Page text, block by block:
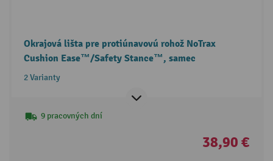
Okrajová lišta pre protiúnavovú rohož NoTrax
Cushion Ease™/Safety Stance™, samec
2 Varianty
9 pracovných dní
38,90 €